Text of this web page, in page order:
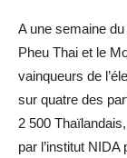
A une semaine
Pheu Thai et le
vainqueurs de
sur quatre des
2 500
par l’institut